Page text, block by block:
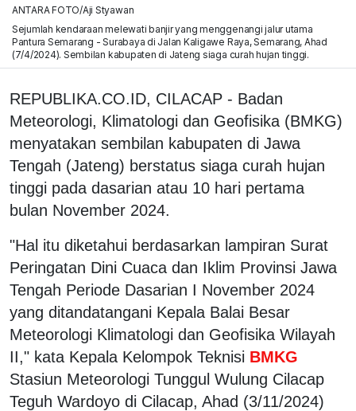
ANTARA FOTO/Aji Styawan
Sejumlah kendaraan melewati banjir yang menggenangi jalur utama
Pantura Semarang - Surabaya di Jalan Kaligawe Raya, Semarang, Ahad
(7/4/2024). Sembilan kabupaten di Jateng siaga curah hujan tinggi.
REPUBLIKA.CO.ID, CILACAP - Badan
Meteorologi, Klimatologi dan Geofisika (BMKG)
menyatakan sembilan kabupaten di Jawa
Tengah (Jateng) berstatus siaga curah hujan
tinggi pada dasarian atau 10 hari pertama
bulan November 2024.
"Hal itu diketahui berdasarkan lampiran Surat
Peringatan Dini Cuaca dan Iklim Provinsi Jawa
Tengah Periode Dasarian I November 2024
yang ditandatangani Kepala Balai Besar
Meteorologi Klimatologi dan Geofisika Wilayah
II," kata Kepala Kelompok Teknisi BMKG
Stasiun Meteorologi Tunggul Wulung Cilacap
Teguh Wardoyo di Cilacap, Ahad (3/11/2024)